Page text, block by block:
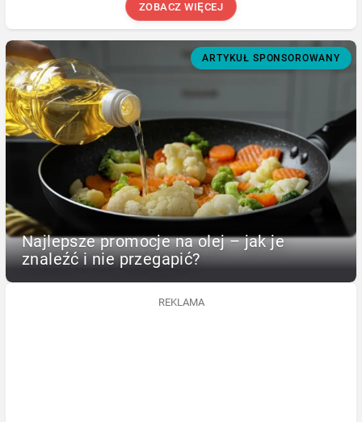
ZOBACZ WIĘCEJ
ARTYKUŁ SPONSOROWANY
Najlepsze promocje na olej – jak je
znaleźć i nie przegapić?
REKLAMA